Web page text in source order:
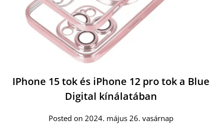
IPhone 15 tok és iPhone 12 pro tok a Blue
Digital kínálatában
Posted on 2024. május 26. vasárnap